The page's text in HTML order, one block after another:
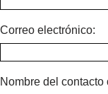
Correo electrónico:
Nombre del